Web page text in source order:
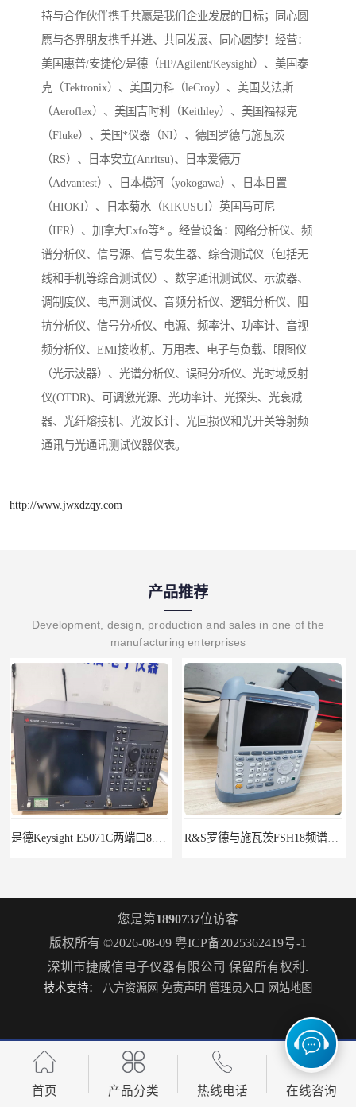
持与合作伙伴携手共赢是我们企业发展的目标；同心圆
愿与各界朋友携手并进、共同发展、同心圆梦！经营：
美国惠普/安捷伦/是德（HP/Agilent/Keysight）、美国泰
克（Tektronix）、美国力科（leCroy）、美国艾法斯
（Aeroflex）、美国吉时利（Keithley）、美国福禄克
（Fluke）、美国*仪器（NI）、德国罗德与施瓦茨
（RS）、日本安立(Anritsu)、日本爱德万
（Advantest）、日本横河（yokogawa）、日本日置
（HIOKI）、日本菊水（KIKUSUI）英国马可尼
（IFR）、加拿大Exfo等* 。经营设备：网络分析仪、频
谱分析仪、信号源、信号发生器、综合测试仪（包括无
线和手机等综合测试仪）、数字通讯测试仪、示波器、
调制度仪、电声测试仪、音频分析仪、逻辑分析仪、阻
抗分析仪、信号分析仪、电源、频率计、功率计、音视
频分析仪、EMI接收机、万用表、电子与负载、眼图仪
（光示波器）、光谱分析仪、误码分析仪、光时域反射
仪(OTDR)、可调激光源、光功率计、光探头、光衰减
器、光纤熔接机、光波长计、光回损仪和光开关等射频
通讯与光通讯测试仪器仪表。
http://www.jwxdzqy.com
产品推荐
Development, design, production and sales in one of the
manufacturing enterprises
罗德施瓦茨ZNB8矢量网络分析仪2个端口9kHz-8.5GHz
Keysight E4980A/001/200精密 罗德施瓦茨SMW200A矢量信号发生器6GHz
您是第1890737位访客
版权所有 ©2026-08-09 粤ICP备2025362419号-1
深圳市捷威信电子仪器有限公司 保留所有权利.
技术支持： 八方资源网 免责声明 管理员入口 网站地图
首页 产品分类 热线电话 在线咨询